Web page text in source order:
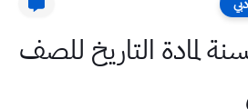
لمادة التاريخ للصف